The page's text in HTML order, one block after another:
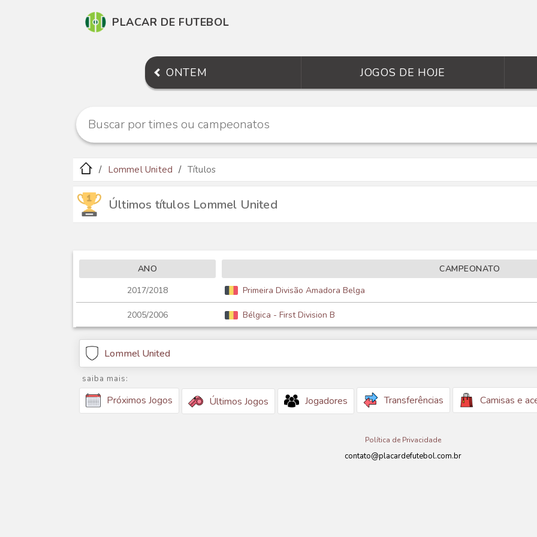
PLACAR DE FUTEBOL
ONTEM JOGOS DE HOJE
Lommel United Títulos
Últimos títulos Lommel United
ANO
CAMPEONATO
2017/2018
Primeira Divisão Amadora Belga
2005/2006 Bélgica - First Division B
Lommel United
saiba mais:
Próximos Jogos Últimos Jogos Jogadores Transferências Camisas e
Política de Privacidade
contato@placardefutebol.com.br